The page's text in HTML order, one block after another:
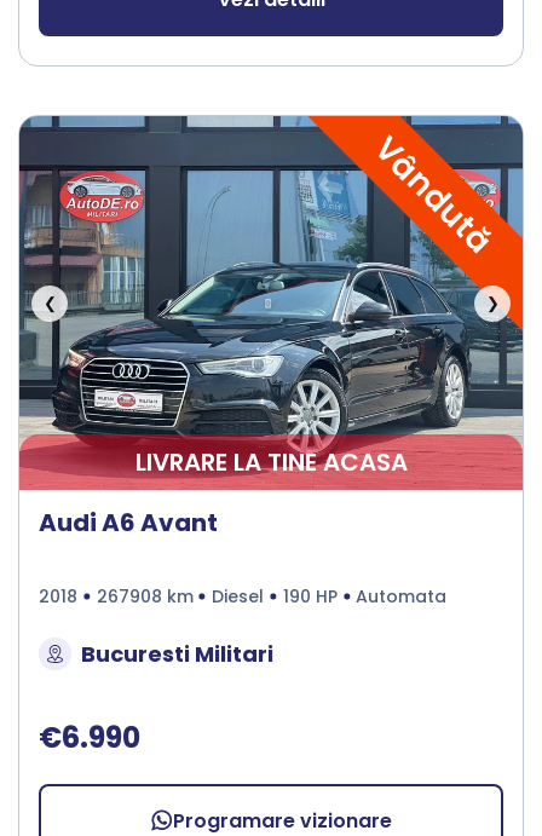
Vândută
❮ ❯
LIVRARE LA TINE ACASA
Audi A6 Avant
2018 267908 km Diesel 190 HP Automata
Bucuresti Militari
€6.990
Programare vizionare